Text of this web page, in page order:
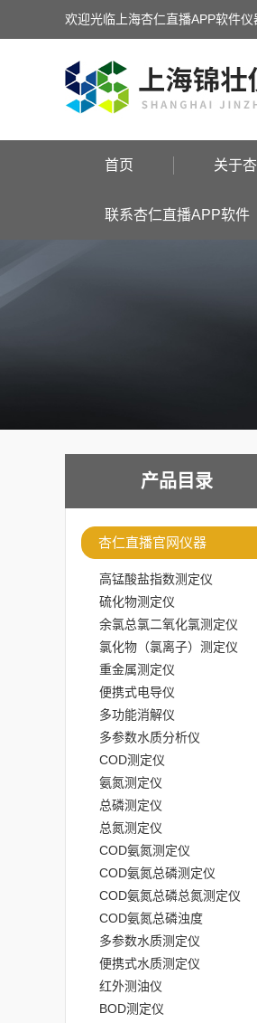
欢迎光临上海杏仁直播APP软件
首页 关于
联系杏仁直播APP软件
产品目录
杏仁直播官网仪器
高锰酸盐指数测定仪
硫化物测定仪
余氯总氯二氧化氯测定仪
氯化物（氯离子）测定仪
重金属测定仪
便携式电导仪
多功能消解仪
多参数水质分析仪
COD测定仪
氨氮测定仪
总磷测定仪
总氮测定仪
COD氨氮测定仪
COD氨氮总磷测定仪
COD氨氮总磷总氮测定仪
COD氨氮总磷浊度
多参数水质测定仪
便携式水质测定仪
红外测油仪
BOD测定仪